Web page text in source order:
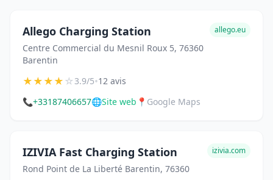
Allego Charging Station
Centre Commercial du Mesnil Roux 5, 76360
Barentin
allego.eu
★★★★☆3.9/5•12 avis
📞+33187406657🌐Site web 📍 Google Maps
IZIVIA Fast Charging Station
Rond Point de La Liberté Barentin, 76360
izivia.com